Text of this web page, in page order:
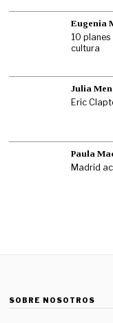
Eugenia
10
cultura
Julia
Eric
Paula
Madrid
SOBRE NOSOTROS